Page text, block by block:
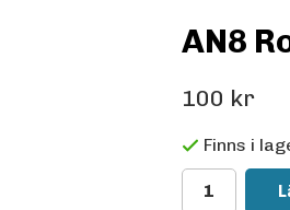
AN8
100 kr
Finns i